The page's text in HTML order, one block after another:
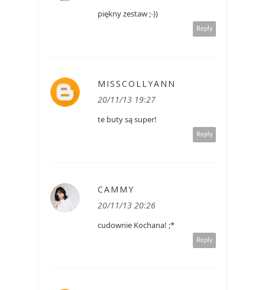
piękny zestaw ;-))
Reply
MISSCOLLYANN
20/11/13 19:27
te buty są super!
Reply
CAMMY
20/11/13 20:26
cudownie Kochana! ;*
Reply